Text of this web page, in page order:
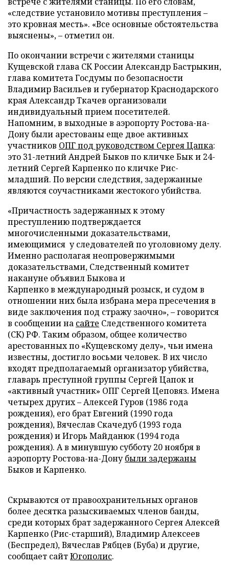
«следствие установило мотивы преступления–
это кровная месть». «Все основные обстоятельства
выяснены»,– отметил он.
По окончании встречи с жителями станицы
Кущевской глава СК России Александр Бастрыкин,
глава комитета Госдумы по безопасности
Владимир Васильев и губернатор Краснодарского
края Александр Ткачев организовали
индивидуальный прием посетителей.
Напомним, в выходные в аэропорту Ростова-на-
Дону были арестованы еще двое активных
участников ОПГ под руководством Сергея Цапка:
это 31-летний Андрей Быков по кличке Бык и 24-
летний Сергей Карпенко по кличке Рис-
младший. По версии следствия, задержанные
являются соучастниками жестокого убийства.
«Причастность задержанных к этому
преступлению подтверждается
многочисленными доказательствами,
имеющимися у следователей по уголовному делу.
Именно располагая неопровержимыми
доказательствами, Следственный комитет
накануне объявил Быкова и
Карпенко в международный розыск, и судом в
отношении них была избрана мера пресечения в
виде заключения под стражу заочно»,–говорится
в сообщении на сайте Следственного комитета
(СК) РФ. Таким образом, общее количество
арестованных по «Кущевскому делу», чьи имена
известны, достигло восьми человек. В их число
входят предполагаемый организатор убийства,
главарь преступной группы Сергей Цапок и
«активный участник» ОПГ Сергей Цеповяз. Имена
четырех других–Алексей Гуров (1986 года
рождения), его брат Евгений (1990 года
рождения), Вячеслав Скачедуб (1993 года
рождения) и Игорь Майданюк (1994 года
рождения). А в минувшую субботу 20 ноября в
аэропорту Ростова-на-Донубыли задержаны
Быков и Карпенко.
Скрываются от правоохранительных органов
более десятка разыскиваемых членов банды,
среди которых брат задержанного Сергея Алексей
Карпенко (Рис-старший), Владимир Алексеев
(Беспредел), Вячеслав Рябцев (Буба) и другие,
сообщает сайтЮгополис.